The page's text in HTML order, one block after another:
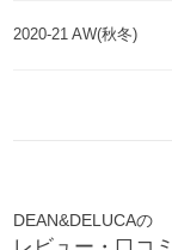
2020-21 AW(秋冬)
DEAN&DELUCAの